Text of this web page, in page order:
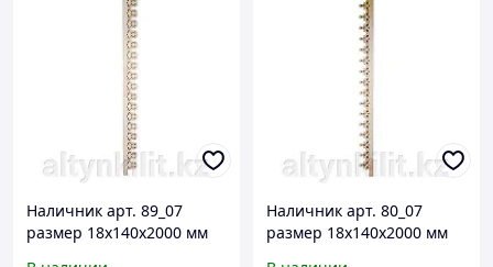
Наличник арт. 89_07
размер 18х140х2000 мм
Наличник арт. 80_07
размер 18х140х2000 мм